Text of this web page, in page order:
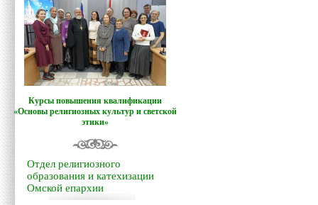
Курсы повышения квалификации
«Основы религиозных культур и светской
этики»
Отдел религиозного
образования и катехизации
Омской епархии